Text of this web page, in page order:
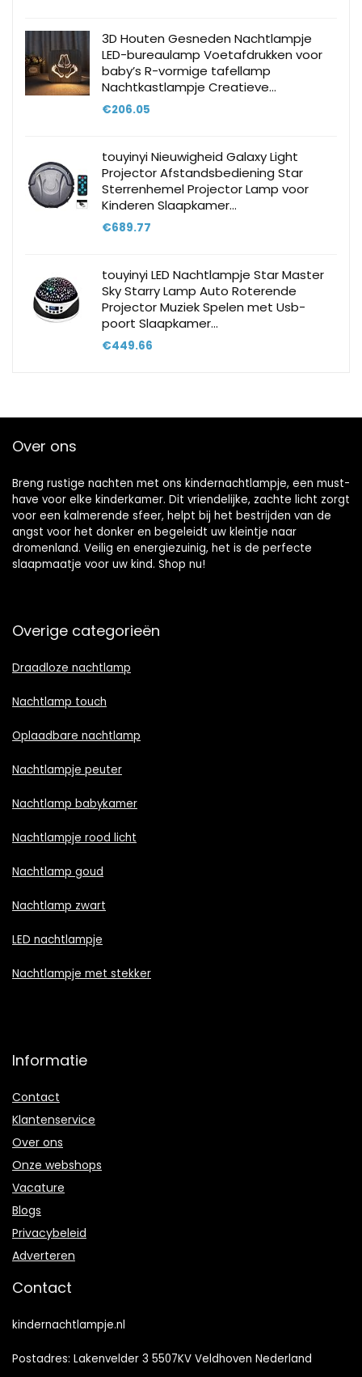
3D Houten Gesneden Nachtlampje
LED-bureaulamp Voetafdrukken voor
baby’s R-vormige tafellamp
Nachtkastlampje Creatieve…
€206.05
touyinyi Nieuwigheid Galaxy Light
Projector Afstandsbediening Star
Sterrenhemel Projector Lamp voor
Kinderen Slaapkamer…
€689.77
touyinyi LED Nachtlampje Star Master
Sky Starry Lamp Auto Roterende
Projector Muziek Spelen met Usb-
poort Slaapkamer…
€449.66
Over ons
Breng rustige nachten met ons kindernachtlampje, een must-
have voor elke kinderkamer. Dit vriendelijke, zachte licht zorgt
voor een kalmerende sfeer, helpt bij het bestrijden van de
angst voor het donker en begeleidt uw kleintje naar
dromenland. Veilig en energiezuinig, het is de perfecte
slaapmaatje voor uw kind. Shop nu!
Overige categorieën
Draadloze nachtlamp
Nachtlamp touch
Oplaadbare nachtlamp
Nachtlampje peuter
Nachtlamp babykamer
Nachtlampje rood licht
Nachtlamp goud
Nachtlamp zwart
LED nachtlampje
Nachtlampje met stekker
Informatie
Contact
Klantenservice
Over ons
Onze webshops
Vacature
Blogs
Privacybeleid
Adverteren
Contact
kindernachtlampje.nl
Postadres: Lakenvelder 3 5507KV Veldhoven Nederland